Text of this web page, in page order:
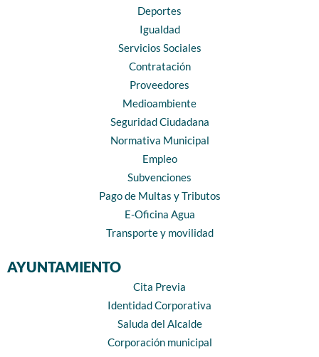
Deportes
Igualdad
Servicios Sociales
Contratación
Proveedores
Medioambiente
Seguridad Ciudadana
Normativa Municipal
Empleo
Subvenciones
Pago de Multas y Tributos
E-Oficina Agua
Transporte y movilidad
AYUNTAMIENTO
Cita Previa
Identidad Corporativa
Saluda del Alcalde
Corporación municipal